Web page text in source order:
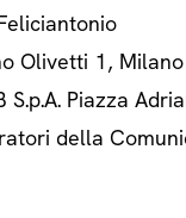
Olivetti 1, Milano
S.p.A. Piazza
della